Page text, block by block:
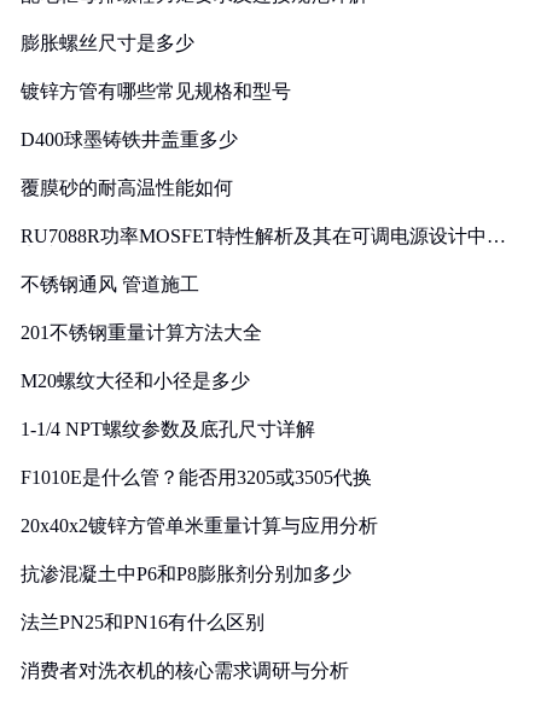
膨胀螺丝尺寸是多少
镀锌方管有哪些常见规格和型号
D400球墨铸铁井盖重多少
覆膜砂的耐高温性能如何
RU7088R功率MOSFET特性解析及其在可调电源设计中的
不锈钢通风 管道施工
201不锈钢重量计算方法大全
M20螺纹大径和小径是多少
1-1/4 NPT螺纹参数及底孔尺寸详解
F1010E是什么管？能否用3205或3505代换
20x40x2镀锌方管单米重量计算与应用分析
抗渗混凝土中P6和P8膨胀剂分别加多少
法兰PN25和PN16有什么区别
消费者对洗衣机的核心需求调研与分析